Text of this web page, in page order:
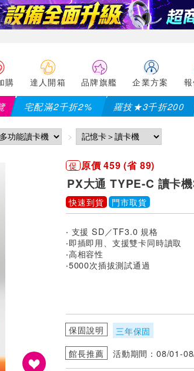
購 達人開箱 品牌旗艦 企業方案
宅配滿2千折2% 羅技★3千折200
通】全館滿千折百(部分品項不適用，滿2千
促 原價 459 (省 89)
PX大通 TYPE-C 讀卡
快速到貨 門市取貨
‧ 支援 SD／TF3.0 規格
‧即插即用、支援雙卡同時讀取
‧高相容性
‧5000次插拔測試通過
保固說明
三年保固
館長推薦
活動期間：08/01-